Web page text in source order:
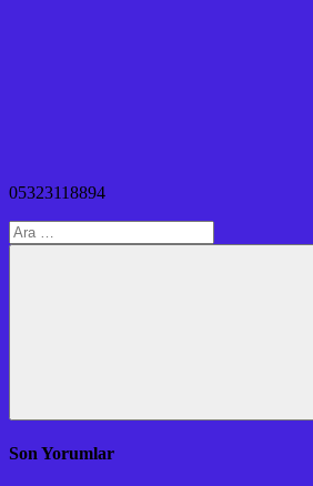
05323118894
Arama:
Ara
Son Yorumlar